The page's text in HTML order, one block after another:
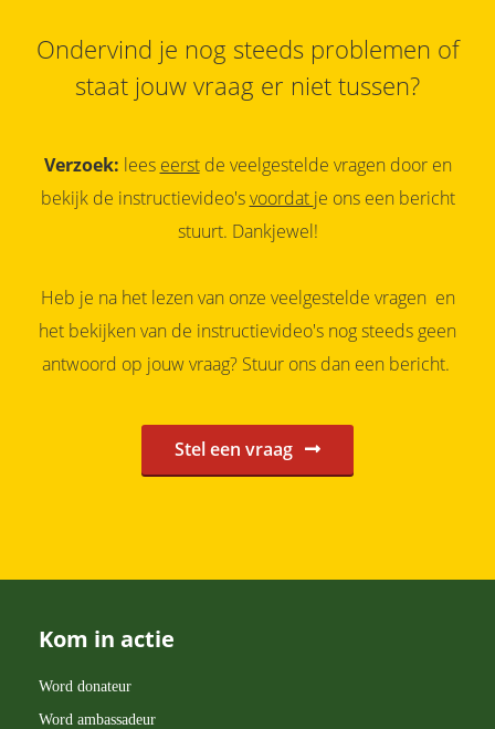
Ondervind je nog steeds problemen of
staat jouw vraag er niet tussen?
Verzoek: lees eerstde veelgestelde vragen door en
bekijk de instructievideo'svoordat je ons een bericht
stuurt. Dankjewel!
Heb je na het lezen van onze veelgestelde vragen en
het bekijken van de instructievideo's nog steeds geen
antwoord op jouw vraag? Stuur ons dan een bericht.
Stel een vraag
Kom in actie
Word donateur
Word ambassadeur